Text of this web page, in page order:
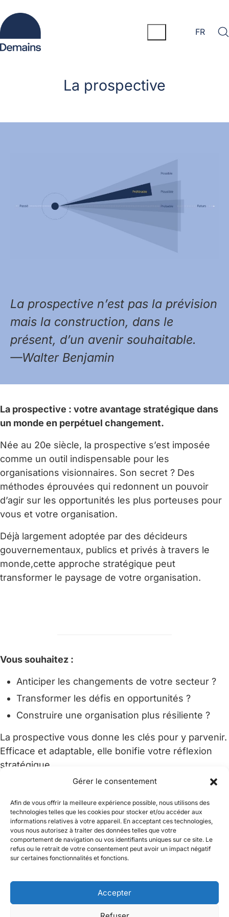
Gérer le consentement
Afin de vous offrir la meilleure expérience possible, nous utilisons des
technologies telles que les cookies pour stocker et/ou accéder aux
informations relatives à votre appareil. En acceptant ces technologies,
vous nous autorisez à traiter des données telles que votre
comportement de navigation ou vos identifiants uniques sur ce site. Le
refus ou le retrait de votre consentement peut avoir un impact négatif
sur certaines fonctionnalités et fonctions.
Accepter
FR
La prospective
La prospective n’est pas la prévision
mais la construction, dans le
présent, d’un avenir souhaitable.
—Walter Benjamin
La prospective : votre avantage stratégique dans
un monde en perpétuel changement.
Née au 20e siècle, la prospective s’est imposée
comme un outil indispensable pour les
organisations visionnaires. Son secret ? Des
méthodes éprouvées qui redonnent un pouvoir
d’agir sur les opportunités les plus porteuses pour
vous et votre organisation.
Déjà largement adoptée par des décideurs
gouvernementaux, publics et privés à travers le
monde,cette approche stratégique peut
transformer le paysage de votre organisation.
Vous souhaitez :
Anticiper les changements de votre secteur ?
Transformer les défis en opportunités ?
Construire une organisation plus résiliente ?
La prospective vous donne les clés pour y parvenir.
Efficace et adaptable, elle bonifie votre réflexion
stratégique.
Que vous soyez une jeune pousse ambitieuse, un
organisme public, une PME établie ou une grande
organisation ; la prospective est votre alliée pour
naviguer dans l’incertitude.
Apprenez en plus sur notre offre de services